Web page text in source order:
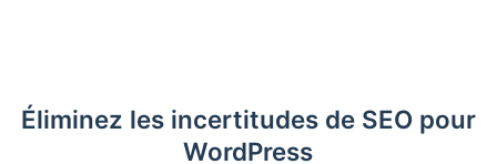
Éliminez les incertitudes de SEO pour
WordPress